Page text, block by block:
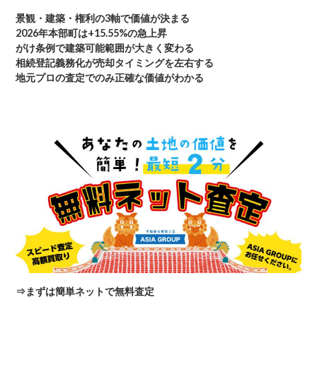
景観・建築・権利の3軸で価値が決まる
2026年本部町は+15.55%の急上昇
がけ条例で建築可能範囲が大きく変わる
相続登記義務化が売却タイミングを左右する
地元プロの査定でのみ正確な価値がわかる
⇒まずは簡単ネットで無料査定